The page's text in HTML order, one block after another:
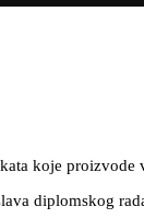
koje proizvode
diplomskog